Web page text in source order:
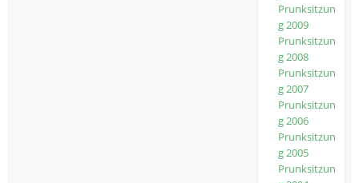
Prunksitzun
g 2009
Prunksitzun
g 2008
Prunksitzun
g 2007
Prunksitzun
g 2006
Prunksitzun
g 2005
Prunksitzun